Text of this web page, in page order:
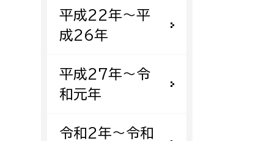
平成22年〜平
成26年
平成27年〜令
和元年
令和2年〜令和